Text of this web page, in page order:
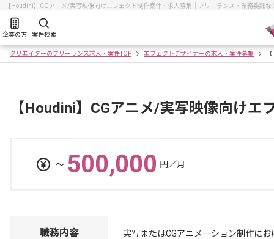
【Houdini】CGアニメ/実写映像向けエフェクト制作案件・求人募集｜フリーランス・業務委託
企業の方 案件検索
クリエイターのフリーランス求人・案件TOP エフェクトデザイナーの求人・案件募集
【Houdini】CGアニメ/実写映像向けエ
〜 500,000 円／月
職務内容
実写またはCGアニメーション制作に